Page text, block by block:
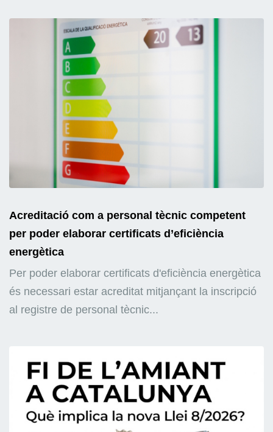
Acreditació com a personal tècnic competent
per poder elaborar certificats d’eficiència
energètica
Per poder elaborar certificats d'eficiència energètica
és necessari estar acreditat mitjançant la inscripció
al registre de personal tècnic...